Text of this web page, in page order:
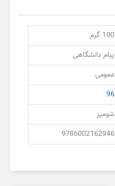
100 گرم
پیام دانشگاهی
عمومی
96
شومیز
9786002162946